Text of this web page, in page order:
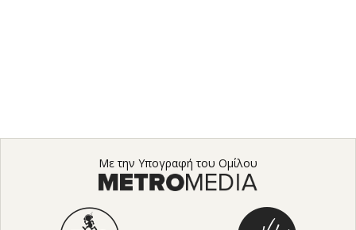
Με την Υπογραφή του Ομίλου